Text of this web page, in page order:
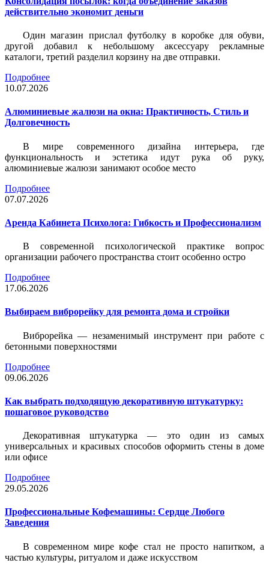
действительно экономит деньги
Один магазин прислал футболку в коробке для обуви,
другой добавил к небольшому аксессуару рекламные
каталоги, третий разделил корзину на две отправки.
Подробнее
10.07.2026
Алюминиевые жалюзи на окна: Практичность, Стиль и
Долговечность
В мире современного дизайна интерьера, где
функциональность и эстетика идут рука об руку,
алюминиевые жалюзи занимают особое место
Подробнее
07.07.2026
Аренда Кабинета Психолога: Гибкость и Профессионализм
В современной психологической практике вопрос
организации рабочего пространства стоит особенно остро
Подробнее
17.06.2026
Выбираем виброрейку для ремонта дома и стройки
Виброрейка — незаменимый инструмент при работе с
бетонными поверхностями
Подробнее
09.06.2026
Как выбрать подходящую декоративную штукатурку:
пошаговое руководство
Декоративная штукатурка — это один из самых
универсальных и красивых способов оформить стены в доме
или офисе
Подробнее
29.05.2026
Профессиональные Кофемашины: Сердце Любого
Заведения
В современном мире кофе стал не просто напитком, а
частью культуры, ритуалом и даже искусством